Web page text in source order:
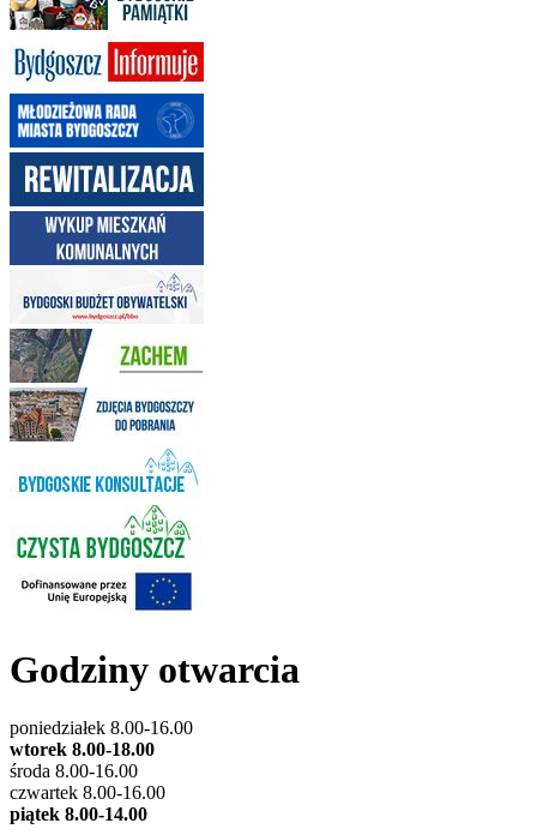
Godziny otwarcia
poniedziałek 8.00-16.00
wtorek 8.00-18.00
środa 8.00-16.00
czwartek 8.00-16.00
piątek 8.00-14.00